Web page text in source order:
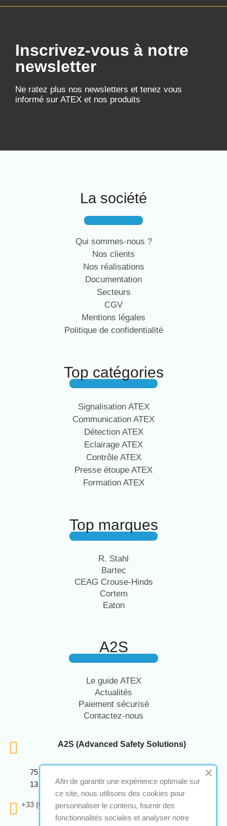
Inscrivez-vous à notre
newsletter
Ne ratez plus nos newsletters et tenez vous
informé sur ATEX et nos produits
La société
Qui sommes-nous ?
Nos clients
Nos réalisations
Documentation
Secteurs
CGV
Mentions légales
Politique de confidentialité
Top catégories
Signalisation ATEX
Communication ATEX
Détection ATEX
Eclairage ATEX
Contrôle ATEX
Presse étoupe ATEX
Formation ATEX
Top marques
R. Stahl
Bartec
CEAG Crouse-Hinds
Cortem
Eaton
A2S
Le guide ATEX
Actualités
Paiement sécurisé
Contactez-nous
A2S (Advanced Safety Solutions)
75 Avenue Marcellin Berthelot Anthelios Bâtiment E
13 290 Aix En Provence
+33 (0)4 12 28 00 69
Afin de garantir une expérience optimale sur
ce site, nous utilisons des cookies pour
personnaliser le contenu, fournir des
fonctionnalités sociales et analyser notre